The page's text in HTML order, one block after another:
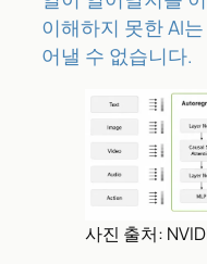
이해하지 못한 AI
어낼 수 없습니다.
사진 출처: